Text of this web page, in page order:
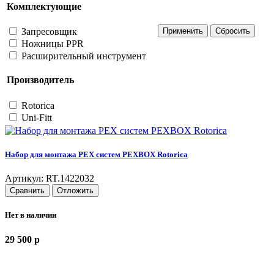
Комплектующие
Запресовщик
Ножницы PPR
Расширительный инструмент
Производитель
Rotorica
Uni-Fitt
Набор для монтажа PEX систем PEXBOX Rotorica
Артикул: RT.1422032
Сравнить Отложить
Нет в наличии
29 500 p